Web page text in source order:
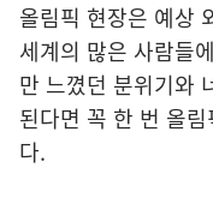
올림픽 현장은 예상
세계의 많은 사람들
만 느꼈던 분위기와
된다면 꼭 한 번 올
다.